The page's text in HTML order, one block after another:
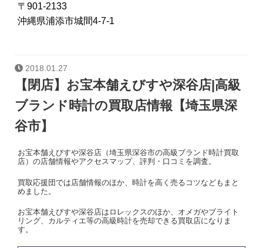
〒901-2133
沖縄県浦添市城間4-7-1
2018.01.27
【閉店】お宝本舗えびすや深谷店|高級
ブランド時計の買取店情報【埼玉県深
谷市】
お宝本舗えびすや深谷店（埼玉県深谷市の高級ブランド時計買取
店）の店舗情報やアクセスマップ、評判・口コミを調査。
買取応援団では店舗情報のほか、時計を高く売るコツなどもまと
めました。
お宝本舗えびすや深谷店はロレックスのほか、オメガやブライト
リング、カルティエ等の高級時計を売却できる買取店になりま
す。